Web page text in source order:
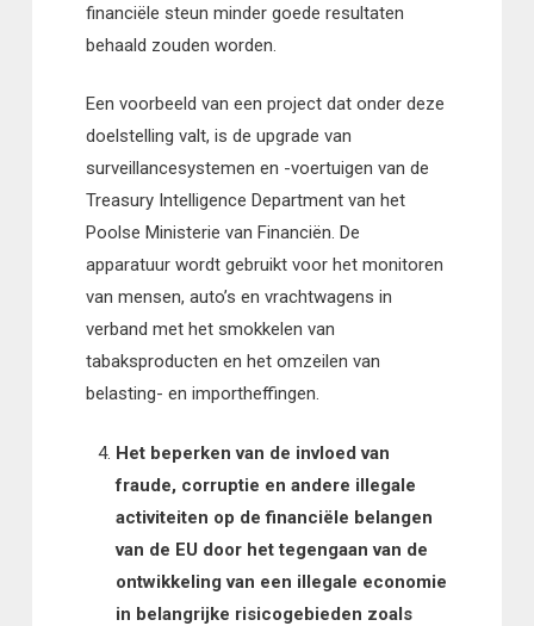
financiële steun minder goede resultaten
behaald zouden worden.
Een voorbeeld van een project dat onder deze
doelstelling valt, is de upgrade van
surveillancesystemen en -voertuigen van de
Treasury Intelligence Department van het
Poolse Ministerie van Financiën. De
apparatuur wordt gebruikt voor het monitoren
van mensen, auto’s en vrachtwagens in
verband met het smokkelen van
tabaksproducten en het omzeilen van
belasting- en importheffingen.
Het beperken van de invloed van
fraude, corruptie en andere illegale
activiteiten op de financiële belangen
van de EU door het tegengaan van de
ontwikkeling van een illegale economie
in belangrijke risicogebieden zoals